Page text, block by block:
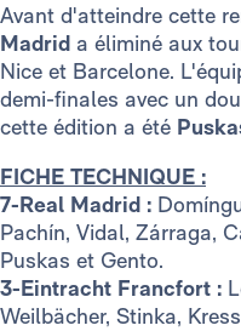
Avant d'atteindre cette
Madrid a éliminé aux
Nice et Barcelone.
demi-finales avec un
cette édition a été
FICHE TECHNIQUE :
7-Real Madrid :
Pachín, Vidal, Zárraga,
Puskas et Gento.
3-Eintracht Francfort :
Weilbächer, Stinka,